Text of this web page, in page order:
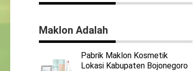
Maklon Adalah
Pabrik Maklon Kosmetik
Lokasi Kabupaten Bojonegoro